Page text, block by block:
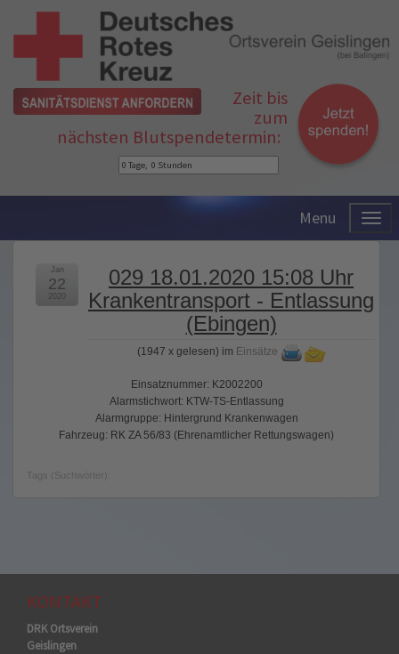
Zeit bis
zum
nächsten Blutspendetermin:
Menu
029 18.01.2020 15:08 Uhr
Krankentransport - Entlassung
(Ebingen)
(1947 x gelesen) im Einsätze
Jan
22
2020
Einsatznummer: K2002200
Alarmstichwort: KTW-TS-Entlassung
Alarmgruppe: Hintergrund Krankenwagen
Fahrzeug: RK ZA 56/83 (Ehrenamtlicher Rettungswagen)
Tags (Suchwörter):
KONTAKT
DRK Ortsverein
Geislingen